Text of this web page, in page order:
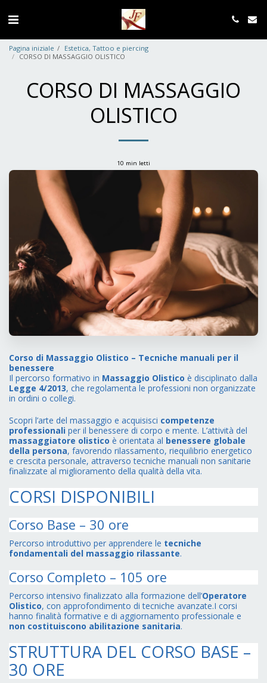
Pagina iniziale
Estetica, Tattoo e piercing
CORSO DI MASSAGGIO OLISTICO
CORSO DI MASSAGGIO
OLISTICO
10 min letti
Corso di Massaggio Olistico – Tecniche manuali per il
benessere
Il percorso formativo in Massaggio Olistico è disciplinato dalla
Legge 4/2013, che regolamenta le professioni non organizzate
in ordini o collegi.
Scopri l’arte del massaggio e acquisisci competenze
professionali per il benessere di corpo e mente. L’attività del
massaggiatore olistico è orientata al benessere globale
della persona, favorendo rilassamento, riequilibrio energetico
e crescita personale, attraverso tecniche manuali non sanitarie
finalizzate al miglioramento della qualità della vita.
CORSI DISPONIBILI
Corso Base – 30 ore
Percorso introduttivo per apprendere le tecniche
fondamentali del massaggio rilassante.
Corso Completo – 105 ore
Percorso intensivo finalizzato alla formazione dell’Operatore
Olistico, con approfondimento di tecniche avanzate.I corsi
hanno finalità formative e di aggiornamento professionale e
non costituiscono abilitazione sanitaria.
STRUTTURA DEL CORSO BASE –
30 ORE